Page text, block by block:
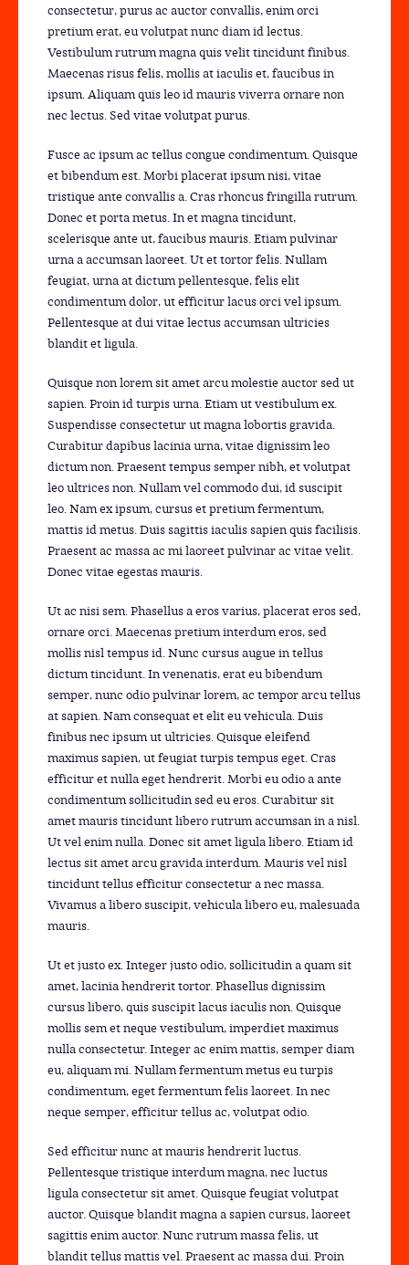
consectetur, purus ac auctor convallis, enim orci
pretium erat, eu volutpat nunc diam id lectus.
Vestibulum rutrum magna quis velit tincidunt finibus.
Maecenas risus felis, mollis at iaculis et, faucibus in
ipsum. Aliquam quis leo id mauris viverra ornare non
nec lectus. Sed vitae volutpat purus.
Fusce ac ipsum ac tellus congue condimentum. Quisque
et bibendum est. Morbi placerat ipsum nisi, vitae
tristique ante convallis a. Cras rhoncus fringilla rutrum.
Donec et porta metus. In et magna tincidunt,
scelerisque ante ut, faucibus mauris. Etiam pulvinar
urna a accumsan laoreet. Ut et tortor felis. Nullam
feugiat, urna at dictum pellentesque, felis elit
condimentum dolor, ut efficitur lacus orci vel ipsum.
Pellentesque at dui vitae lectus accumsan ultricies
blandit et ligula.
Quisque non lorem sit amet arcu molestie auctor sed ut
sapien. Proin id turpis urna. Etiam ut vestibulum ex.
Suspendisse consectetur ut magna lobortis gravida.
Curabitur dapibus lacinia urna, vitae dignissim leo
dictum non. Praesent tempus semper nibh, et volutpat
leo ultrices non. Nullam vel commodo dui, id suscipit
leo. Nam ex ipsum, cursus et pretium fermentum,
mattis id metus. Duis sagittis iaculis sapien quis facilisis.
Praesent ac massa ac mi laoreet pulvinar ac vitae velit.
Donec vitae egestas mauris.
Ut ac nisi sem. Phasellus a eros varius, placerat eros sed,
ornare orci. Maecenas pretium interdum eros, sed
mollis nisl tempus id. Nunc cursus augue in tellus
dictum tincidunt. In venenatis, erat eu bibendum
semper, nunc odio pulvinar lorem, ac tempor arcu tellus
at sapien. Nam consequat et elit eu vehicula. Duis
finibus nec ipsum ut ultricies. Quisque eleifend
maximus sapien, ut feugiat turpis tempus eget. Cras
efficitur et nulla eget hendrerit. Morbi eu odio a ante
condimentum sollicitudin sed eu eros. Curabitur sit
amet mauris tincidunt libero rutrum accumsan in a nisl.
Ut vel enim nulla. Donec sit amet ligula libero. Etiam id
lectus sit amet arcu gravida interdum. Mauris vel nisl
tincidunt tellus efficitur consectetur a nec massa.
Vivamus a libero suscipit, vehicula libero eu, malesuada
mauris.
Ut et justo ex. Integer justo odio, sollicitudin a quam sit
amet, lacinia hendrerit tortor. Phasellus dignissim
cursus libero, quis suscipit lacus iaculis non. Quisque
mollis sem et neque vestibulum, imperdiet maximus
nulla consectetur. Integer ac enim mattis, semper diam
eu, aliquam mi. Nullam fermentum metus eu turpis
condimentum, eget fermentum felis laoreet. In nec
neque semper, efficitur tellus ac, volutpat odio.
Sed efficitur nunc at mauris hendrerit luctus.
Pellentesque tristique interdum magna, nec luctus
ligula consectetur sit amet. Quisque feugiat volutpat
auctor. Quisque blandit magna a sapien cursus, laoreet
sagittis enim auctor. Nunc rutrum massa felis, ut
blandit tellus mattis vel. Praesent ac massa dui. Proin